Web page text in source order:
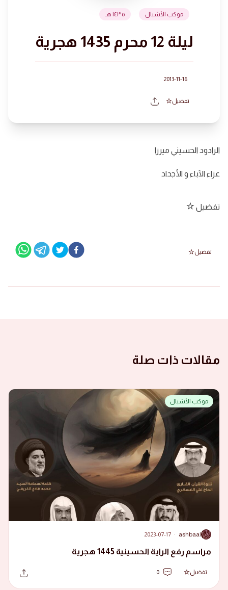
موكب الأشبال ١٤٣٥ هـ
ليلة 12 محرم 1435 هجرية
2013-11-16
تفضيل
الرادود الحسيني ميرزا
عزاء الآباء و الأجداد
تفضيل
تفضيل
مقالات ذات صلة
موكب الأشبال
A
ashbaal
·
2023-07-17
مراسم رفع الراية الحسينية 1445 هجرية
تفضيل 0